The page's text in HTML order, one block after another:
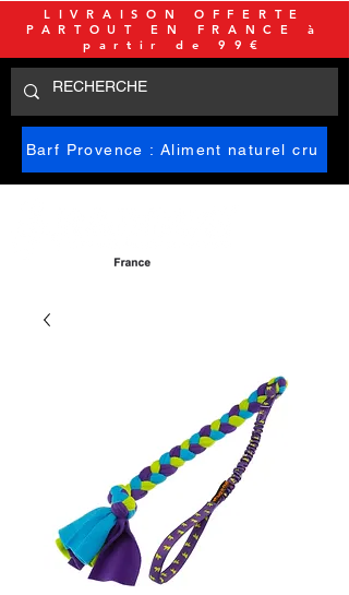
Barf Provence : Aliment naturel cru
LIVRAISON OFFERTE
PARTOUT EN FRANCE à
partir de 99€